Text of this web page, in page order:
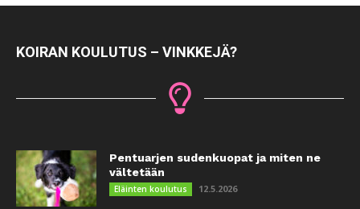
KOIRAN KOULUTUS – VINKKEJÄ?
Pentuarjen sudenkuopat ja miten ne
vältetään
Eläinten koulutus 12.5.2026